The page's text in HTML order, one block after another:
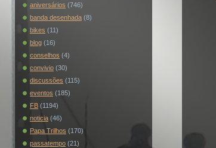
aniversários (746)
banda desenhada (8)
bikes (11)
blog (16)
conselhos (4)
convivio (30)
discussões (115)
eventos (185)
FB (1194)
noticia (46)
Papa Trilhos (170)
passatempo (21)